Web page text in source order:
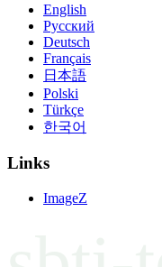
English
Русский
Deutsch
Français
日本語
Polski
Türkçe
한국어
Links
ImageZ